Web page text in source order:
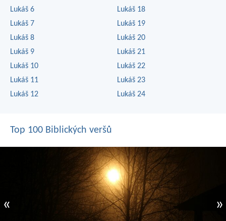
Lukáš 6
Lukáš 7
Lukáš 8
Lukáš 9
Lukáš 10
Lukáš 11
Lukáš 12
Lukáš 18
Lukáš 19
Lukáš 20
Lukáš 21
Lukáš 22
Lukáš 23
Lukáš 24
Top 100 Biblických veršů
« »